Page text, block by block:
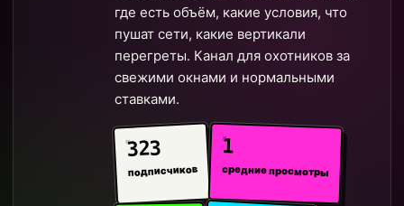
где есть объём, какие условия, что
пушат сети, какие вертикали
перегреты. Канал для охотников за
свежими окнами и нормальными
ставками.
323
подписчиков
1
средние просмотры